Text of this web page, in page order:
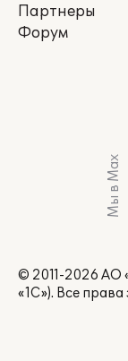
Партнеры
Форум
Мы в Max
© 2011-2026 АО
«1С»). Все